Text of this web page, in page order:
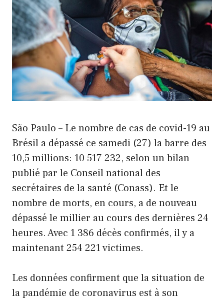
São Paulo – Le nombre de cas de covid-19 au
Brésil a dépassé ce samedi (27) la barre des
10,5 millions: 10 517 232, selon un bilan
publié par le Conseil national des
secrétaires de la santé (Conass). Et le
nombre de morts, en cours, a de nouveau
dépassé le millier au cours des dernières 24
heures. Avec 1 386 décès confirmés, il y a
maintenant 254 221 victimes.
Les données confirment que la situation de
la pandémie de coronavirus est à son